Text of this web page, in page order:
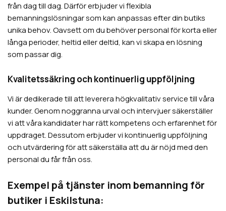
från dag till dag. Därför erbjuder vi flexibla
bemanningslösningar som kan anpassas efter din butiks
unika behov. Oavsett om du behöver personal för korta eller
långa perioder, heltid eller deltid, kan vi skapa en lösning
som passar dig.
Kvalitetssäkring och kontinuerlig uppföljning
Vi är dedikerade till att leverera högkvalitativ service till våra
kunder. Genom noggranna urval och intervjuer säkerställer
vi att våra kandidater har rätt kompetens och erfarenhet för
uppdraget. Dessutom erbjuder vi kontinuerlig uppföljning
och utvärdering för att säkerställa att du är nöjd med den
personal du får från oss.
Exempel på tjänster inom bemanning för
butiker i Eskilstuna: